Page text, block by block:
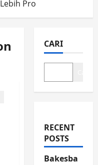
Pro
CARI
RECENT
POSTS
Bakesba